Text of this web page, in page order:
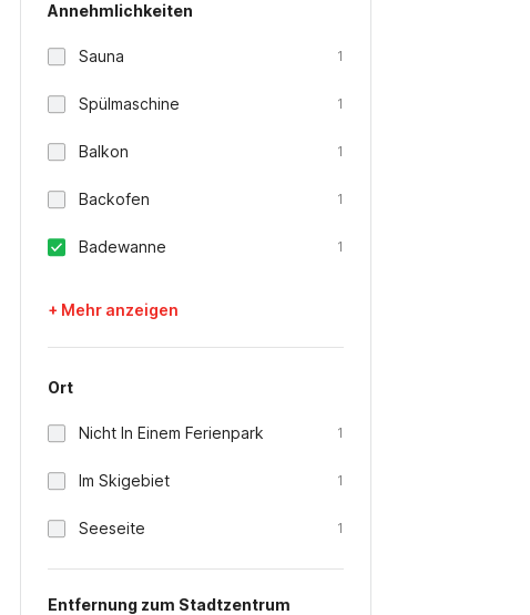
Annehmlichkeiten
Sauna 1
Spülmaschine 1
Balkon 1
Backofen 1
Badewanne 1
+ Mehr anzeigen
Ort
Nicht In Einem Ferienpark 1
Im Skigebiet 1
Seeseite 1
Entfernung zum Stadtzentrum